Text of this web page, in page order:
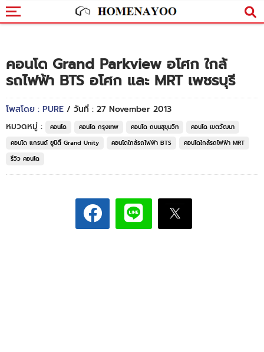
คอนโด Grand Parkview อโศก ใกล้
รถไฟฟ้า BTS อโศก และ MRT เพชรบุรี
โพสโดย : PURE / วันที่ : 27 November 2013
หมวดหมู่ :
คอนโด คอนโด กรุงเทพ คอนโด ถนนสุขุมวิท
คอนโด เขตวัฒนา
คอนโด แกรนด์ ยูนิตี้ Grand Unity
คอนโดใกล้รถไฟฟ้า BTS
คอนโดใกล้รถไฟฟ้า MRT
รีวิว คอนโด